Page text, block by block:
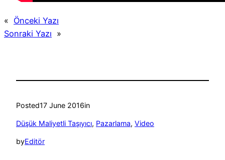
« Önceki Yazı
Sonraki Yazı »
Posted17 June 2016in
Düşük Maliyetli Taşıyıcı, Pazarlama, Video
byEditör